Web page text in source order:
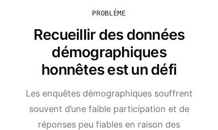
PROBLÈME
Recueillir des données
démographiques
honnêtes est un défi
Les enquêtes démographiques souffrent
souvent d’une faible participation et de
réponses peu fiables en raison des